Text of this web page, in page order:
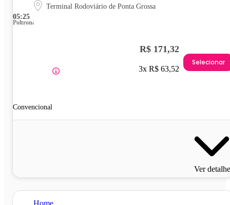
05:25
Terminal Rodoviário de Ponta Grossa
Poltrona
Convencional
R$ 171,32
3x R$ 63,52
Selecionar
Ver
Home